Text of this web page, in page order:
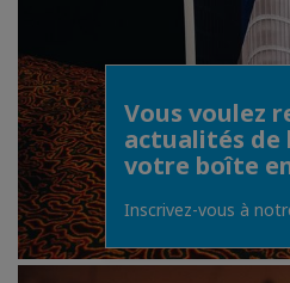
Vous voulez
actualités de
votre boîte
Inscrivez-vous à